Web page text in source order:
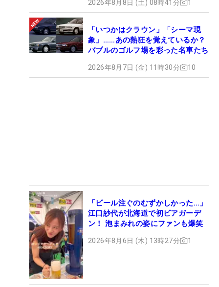
2026年8月8日 (土) 08時41分 1
「いつかはクラウン」「シーマ現
象」……あの熱狂を覚えているか？
バブルのゴルフ場を彩った名車たち
2026年8月7日 (金) 11時30分 10
「ビール注ぐのむずかしかった…」
江口紗代が北海道で初ビアガーデ
ン！ 泡まみれの姿にファンも爆笑
2026年8月6日 (木) 13時27分 1